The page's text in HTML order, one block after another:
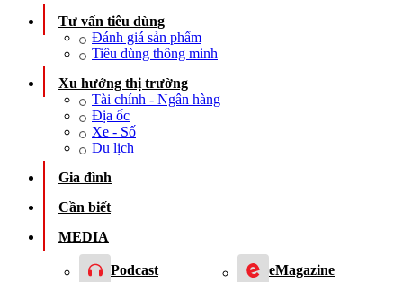
Tư vấn tiêu dùng
Đánh giá sản phẩm
Tiêu dùng thông minh
Xu hướng thị trường
Tài chính - Ngân hàng
Địa ốc
Xe - Số
Du lịch
Gia đình
Cần biết
MEDIA
Podcast eMagazine